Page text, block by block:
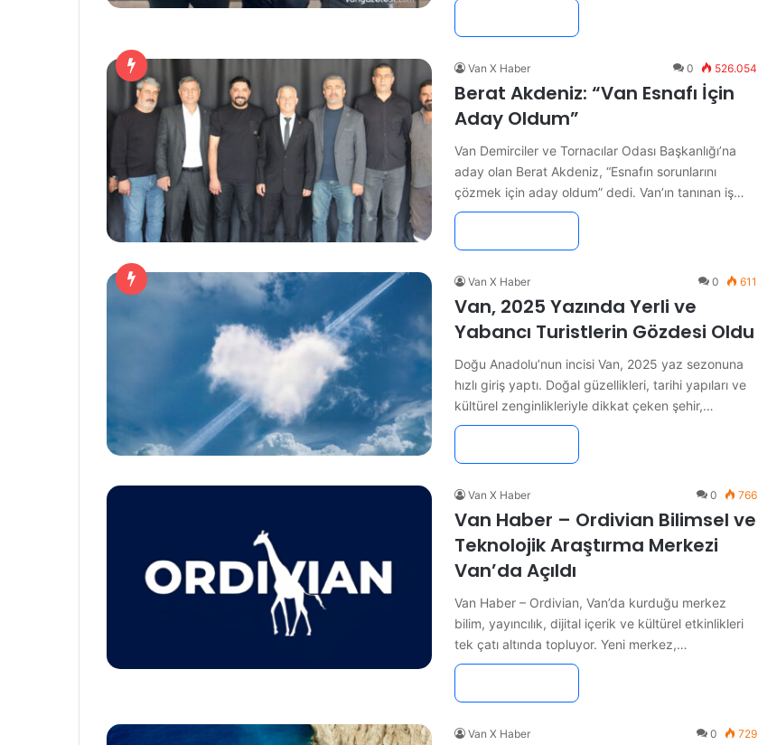
Van X Haber 0 526.054
Berat Akdeniz: “Van Esnafı İçin
Aday Oldum”
Van Demirciler ve Tornacılar Odası Başkanlığı’na
aday olan Berat Akdeniz, “Esnafın sorunlarını
çözmek için aday oldum” dedi. Van’ın tanınan iş…
Van X Haber 0 611
Van, 2025 Yazında Yerli ve
Yabancı Turistlerin Gözdesi Oldu
Doğu Anadolu’nun incisi Van, 2025 yaz sezonuna
hızlı giriş yaptı. Doğal güzellikleri, tarihi yapıları ve
kültürel zenginlikleriyle dikkat çeken şehir,…
Van X Haber 0 766
Van Haber – Ordivian Bilimsel ve
Teknolojik Araştırma Merkezi
Van’da Açıldı
Van Haber – Ordivian, Van’da kurduğu merkez
bilim, yayıncılık, dijital içerik ve kültürel etkinlikleri
tek çatı altında topluyor. Yeni merkez,…
Van X Haber 0 729